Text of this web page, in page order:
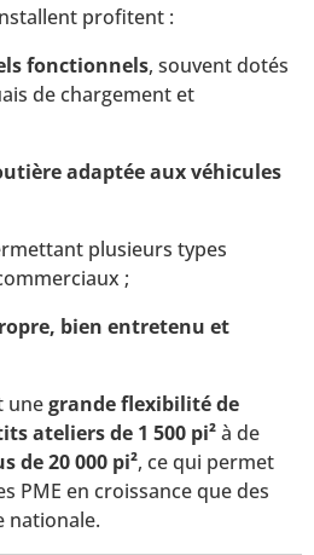
profitent :
fonctionnels, souvent dotés
de chargement et
adaptée aux véhicules
plusieurs types
;
bien entretenu et
unegrande flexibilité de
ateliers de 1 500 pi²à de
de 20 000 pi², ce qui permet
PME en croissance que des
nationale.